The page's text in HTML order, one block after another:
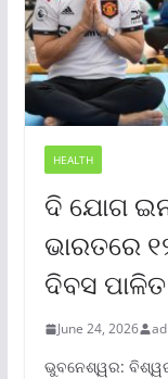
HEALTH
ଦି ଯୋଗ
ଭାରତରେ
ଦିବସ ପାଳିତ
June 24, 2026
ଭୁବନେଶ୍ୱର: